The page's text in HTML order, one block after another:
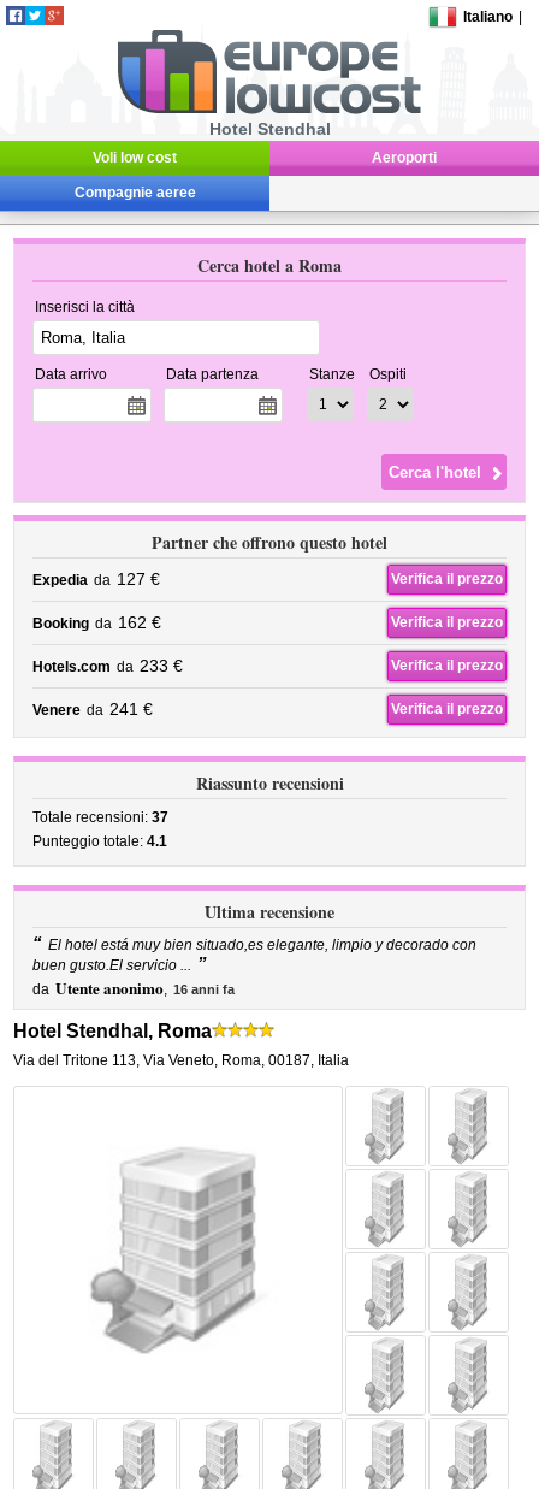
Italiano
Hotel Stendhal
Voli low cost Aeroporti
Compagnie aeree
Cerca hotel a Roma
Inserisci la città
Data arrivo Data partenza Stanze Ospiti
Partner che offrono questo hotel
Expedia da 127 € Verifica il prezzo
Booking da 162 € Verifica il prezzo
Hotels.com da 233 € Verifica il prezzo
Venere da 241 € Verifica il prezzo
Riassunto recensioni
Totale recensioni:37
Punteggio totale:4.1
Ultima recensione
“ El hotel está muy bien situado,es elegante, limpio y decorado con
buen gusto.El servicio ... ”
da Utente anonimo, 16 anni fa
Hotel Stendhal, Roma
Via del Tritone 113,Via Veneto, Roma,00187, Italia